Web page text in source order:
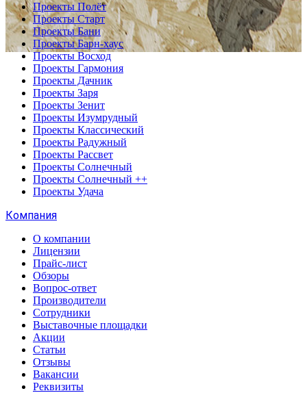
Проекты Полёт
Проекты Старт
Проекты Бани
Проекты Барн-хаус
Проекты Восход
Проекты Гармония
Проекты Дачник
Проекты Заря
Проекты Зенит
Проекты Изумрудный
Проекты Классический
Проекты Радужный
Проекты Рассвет
Проекты Солнечный
Проекты Солнечный ++
Проекты Удача
Компания
О компании
Лицензии
Прайс-лист
Обзоры
Вопрос-ответ
Производители
Сотрудники
Выставочные площадки
Акции
Статьи
Отзывы
Вакансии
Реквизиты